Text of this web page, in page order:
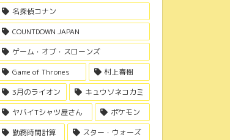
名探偵コナン
COUNTDOWN JAPAN
ゲーム・オブ・スローンズ
Game of Thrones
村上春樹
3月のライオン
キュウソネコカミ
ヤバイTシャツ屋さん
ポケモン
勤務時間計算
スター・ウォーズ